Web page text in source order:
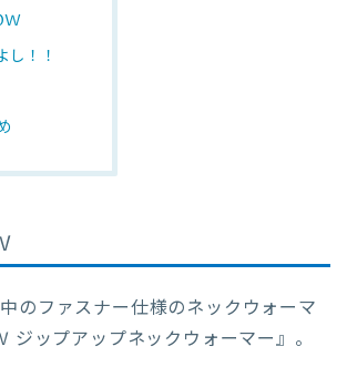
し！！
のファスナー仕様のネックウォーマ
ップアップネックウォーマー』。